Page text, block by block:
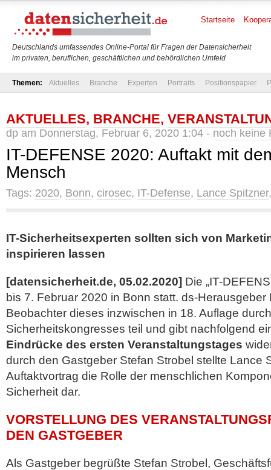
Deutschlands umfassendes Online-Portal für Fragen der Datensicherheit
im privaten, beruflichen, geschäftlichen und behördlichen Umfeld
Startseite
Themen: Aktuelles Branche Experten Portraits Positionspapier
AKTUELLES, BRANCHE,
dp am Donnerstag, Februar 6, 2020 1:04 - noch keine
IT-DEFENSE 2020: Auftakt mit
Mensch
Tags: 2020, Bonn, cirosec, IT-Defense, Lance Spitzner
IT-Sicherheitsexperten sollten sich von
inspirieren lassen
[datensicherheit.de, 05.02.2020] Die „IT-
bis 7. Februar 2020 in Bonn statt. ds-Herausgeber
Beobachter dieses inzwischen in 18. Auflage
Sicherheitskongresses teil und gibt nachfolgend
Eindrücke des ersten Veranstaltungstages
durch den Gastgeber Stefan Strobel stellte Lance
Auftaktvortrag die Rolle der menschlichen
Sicherheit dar.
VORSTELLUNG DES
DEN GASTGEBER
Als Gastgeber begrüßte Stefan Strobel,